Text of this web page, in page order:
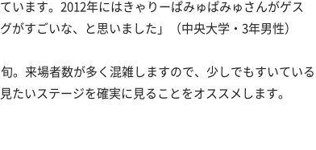
います。2012年にはきゃりーぱみゅぱみゅさんがゲス
がすごいな、と思いました」（中央大学・3年男性）
。来場者数が多く混雑しますので、少しでもすいている
たいステージを確実に見ることをオススメします。